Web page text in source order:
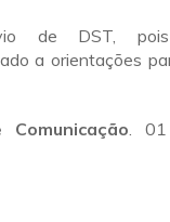
de DST,
a orientações
.